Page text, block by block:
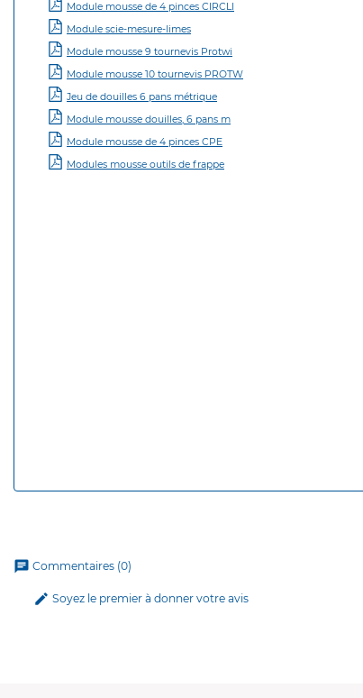
Module mousse de 4 pinces CIRCLI
Module scie-mesure-limes
Module mousse 9 tournevis Protwi
Module mousse 10 tournevis PROTW
Jeu de douilles 6 pans métrique
Module mousse douilles, 6 pans m
Module mousse de 4 pinces CPE
Modules mousse outils de frappe
chat Commentaires (0)
edit Soyez le premier à donner votre avis